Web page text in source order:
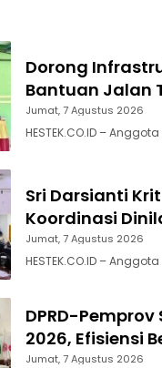
Dorong
Bantuan Jalan
Jumat, 7 Agustus 2026
HESTEK.CO.ID –
Sri Darsianti
Koordinasi
Jumat, 7 Agustus 2026
HESTEK.CO.ID –
DPRD-
2026, Efisiensi
Jumat, 7 Agustus 2026